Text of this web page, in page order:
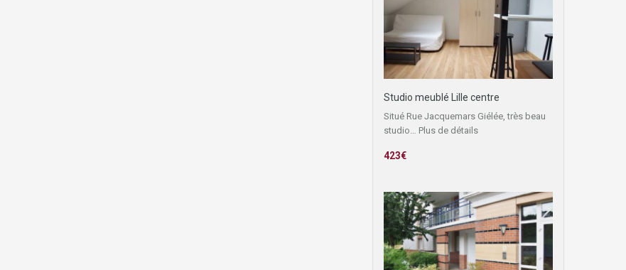
Studio meublé Lille centre
Situé Rue Jacquemars Giélée, très beau
studio… Plus de détails
423€